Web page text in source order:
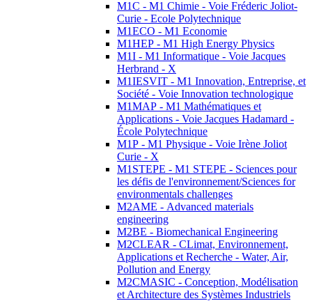
M1C - M1 Chimie - Voie Fréderic Joliot-
Curie - Ecole Polytechnique
M1ECO - M1 Economie
M1HEP - M1 High Energy Physics
M1I - M1 Informatique - Voie Jacques
Herbrand - X
M1IESVIT - M1 Innovation, Entreprise, et
Société - Voie Innovation technologique
M1MAP - M1 Mathématiques et
Applications - Voie Jacques Hadamard -
École Polytechnique
M1P - M1 Physique - Voie Irène Joliot
Curie - X
M1STEPE - M1 STEPE - Sciences pour
les défis de l'environnement/Sciences for
environmentals challenges
M2AME - Advanced materials
engineering
M2BE - Biomechanical Engineering
M2CLEAR - CLimat, Environnement,
Applications et Recherche - Water, Air,
Pollution and Energy
M2CMASIC - Conception, Modélisation
et Architecture des Systèmes Industriels